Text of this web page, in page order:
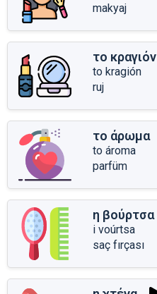
makyaj
το κραγιόν
to kragión
ruj
το άρωμα
to ároma
parfüm
η βούρτσα
i voúrtsa
saç fırçası